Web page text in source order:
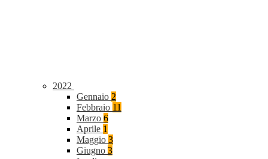
2022
Gennaio 2
Febbraio 11
Marzo 6
Aprile 1
Maggio 3
Giugno 3